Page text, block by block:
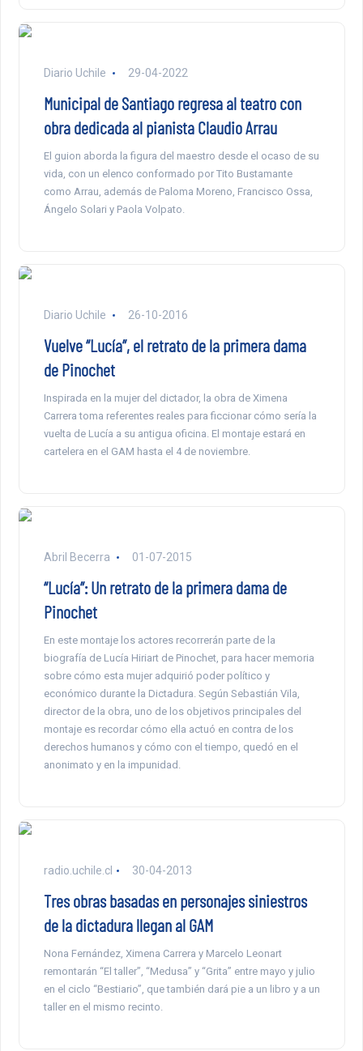
Diario Uchile 29-04-2022
Municipal de Santiago regresa al teatro con
obra dedicada al pianista Claudio Arrau
El guion aborda la figura del maestro desde el ocaso de su
vida, con un elenco conformado por Tito Bustamante
como Arrau, además de Paloma Moreno, Francisco Ossa,
Ángelo Solari y Paola Volpato.
Diario Uchile 26-10-2016
Vuelve “Lucía”, el retrato de la primera dama
de Pinochet
Inspirada en la mujer del dictador, la obra de Ximena
Carrera toma referentes reales para ficcionar cómo sería la
vuelta de Lucía a su antigua oficina. El montaje estará en
cartelera en el GAM hasta el 4 de noviembre.
Abril Becerra 01-07-2015
“Lucía”: Un retrato de la primera dama de
Pinochet
En este montaje los actores recorrerán parte de la
biografía de Lucía Hiriart de Pinochet, para hacer memoria
sobre cómo esta mujer adquirió poder político y
económico durante la Dictadura. Según Sebastián Vila,
director de la obra, uno de los objetivos principales del
montaje es recordar cómo ella actuó en contra de los
derechos humanos y cómo con el tiempo, quedó en el
anonimato y en la impunidad.
radio.uchile.cl 30-04-2013
Tres obras basadas en personajes siniestros
de la dictadura llegan al GAM
Nona Fernández, Ximena Carrera y Marcelo Leonart
remontarán “El taller”, “Medusa” y “Grita” entre mayo y julio
en el ciclo “Bestiario”, que también dará pie a un libro y a un
taller en el mismo recinto.